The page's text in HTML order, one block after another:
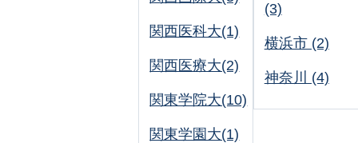
関西医科大(1)
関西医療大(2)
関東学院大(10)
関東学園大(1)
(3)
横浜市 (2)
神奈川 (4)